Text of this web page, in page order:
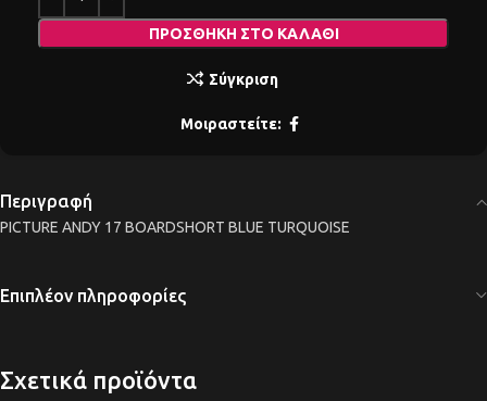
ΠΡΟΣΘΉΚΗ ΣΤΟ ΚΑΛΆΘΙ
Σύγκριση
Μοιραστείτε:
Περιγραφή
PICTURE ANDY 17 BOARDSHORT BLUE TURQUOISE
Επιπλέον πληροφορίες
Σχετικά προϊόντα